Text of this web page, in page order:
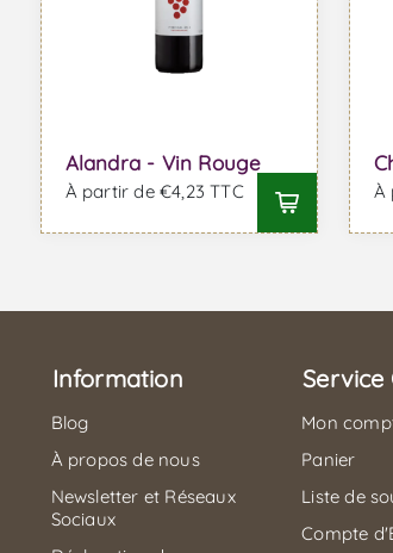
Alandra - Vin Rouge
À partir de €4,23 TTC À
Information
Blog
À propos de nous
Newsletter et Réseaux
Sociaux
Service
Mon
Panier
Liste de
Compte